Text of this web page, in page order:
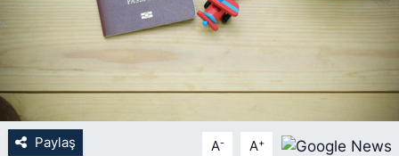
Paylaş A- A+
RÖPORTAJ
SARIYER HABERLERİ